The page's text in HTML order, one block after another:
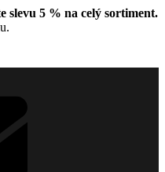
slevu 5 % na celý sortiment.